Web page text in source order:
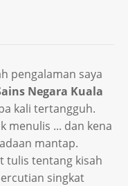
pengalaman saya
Negara Kuala
kali tertangguh.
menulis ... dan kena
mantap.
tulis tentang kisah
singkat